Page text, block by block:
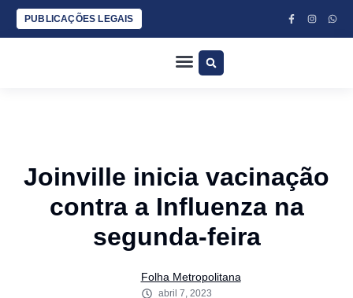
PUBLICAÇÕES LEGAIS
Joinville inicia vacinação
contra a Influenza na
segunda-feira
Folha Metropolitana
abril 7, 2023